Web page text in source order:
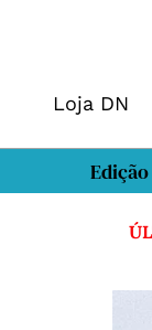
Loja DN